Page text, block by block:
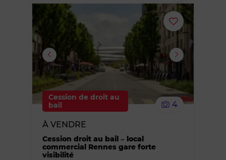
Ajouter
ou
le
Cession de droit au
bail
4
À VENDRE
Cession droit au bail – local
commercial Rennes gare forte
visibilité